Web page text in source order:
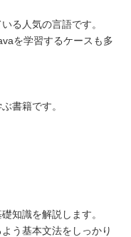
る人気の言語です。
を学習するケースも多
書籍です。
知識を解説します。
う基本文法をしっかり